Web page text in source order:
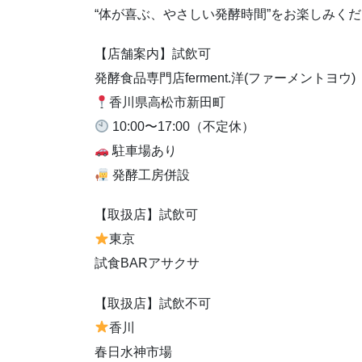
“体が喜ぶ、やさしい発酵時間”をお楽しみく
【店舗案内】試飲可
発酵食品専門店ferment.洋(ファーメントヨウ)
香川県高松市新田町
10:00〜17:00（不定休）
駐車場あり
発酵工房併設
【取扱店】試飲可
東京
試食BARアサクサ
【取扱店】試飲不可
香川
春日水神市場